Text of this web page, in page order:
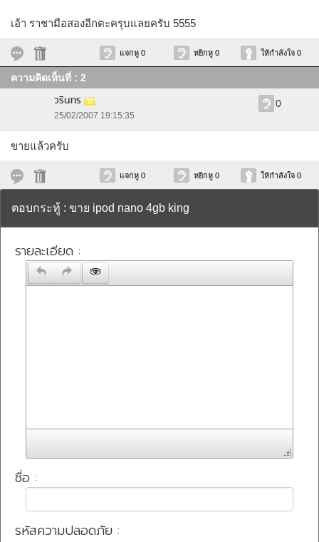
เอ้า ราชามือสองอีกตะครุบแลยครับ 5555
แจกหู 0 หยิกหู 0 ให้กำลังใจ 0
ความคิดเห็นที่ : 2
วรินทร
25/02/2007 19:15:35
0
ขายแล้วครับ
แจกหู 0 หยิกหู 0 ให้กำลังใจ 0
ตอบกระทู้ : ขาย ipod nano 4gb king
รายละเอียด :
ชื่อ :
รหัสความปลอดภัย :